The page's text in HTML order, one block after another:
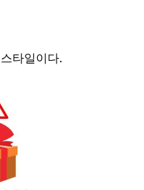
타일이다.